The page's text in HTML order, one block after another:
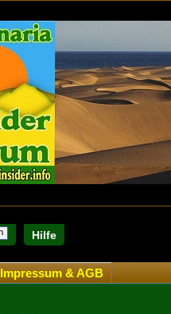
Hilfe
Impressum & AGB